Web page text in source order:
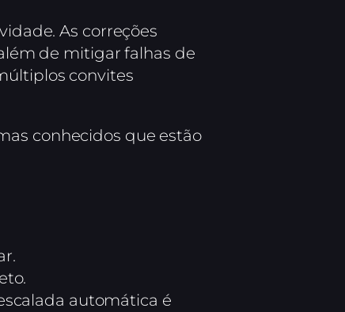
As correções
de mitigar falhas de
convites
conhecidos que estão
automática é